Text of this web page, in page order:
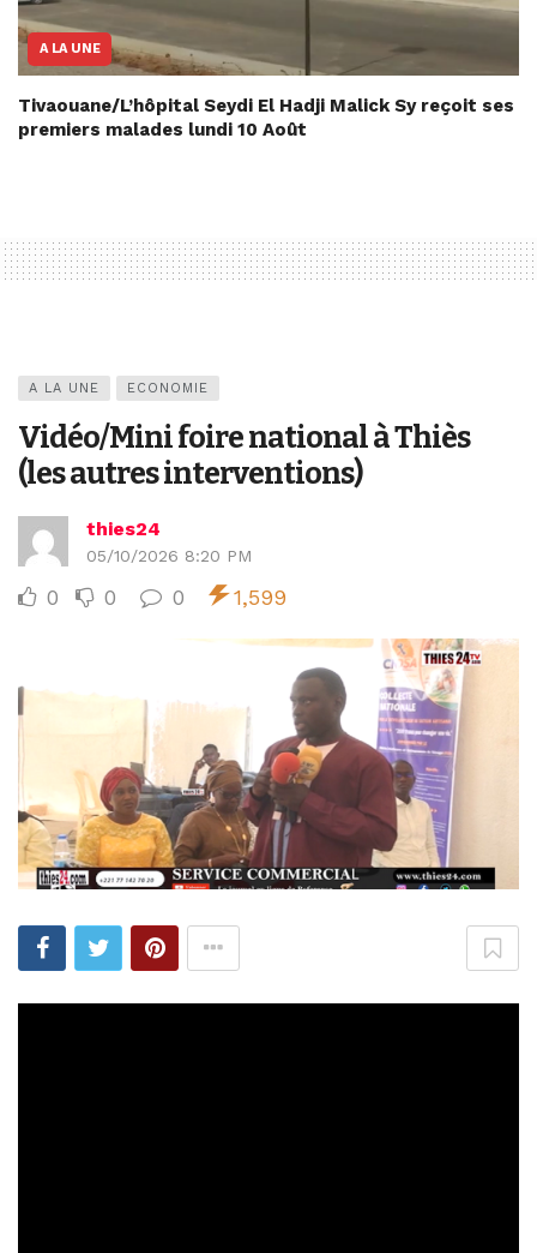
A LA UNE
Tivaouane/L’hôpital Seydi El Hadji Malick Sy reçoit ses
premiers malades lundi 10 Août
A LA UNE ECONOMIE
Vidéo/Mini foire national à Thiès
(les autres interventions)
thies24
05/10/2026 8:20 PM
0 0 0 1,599